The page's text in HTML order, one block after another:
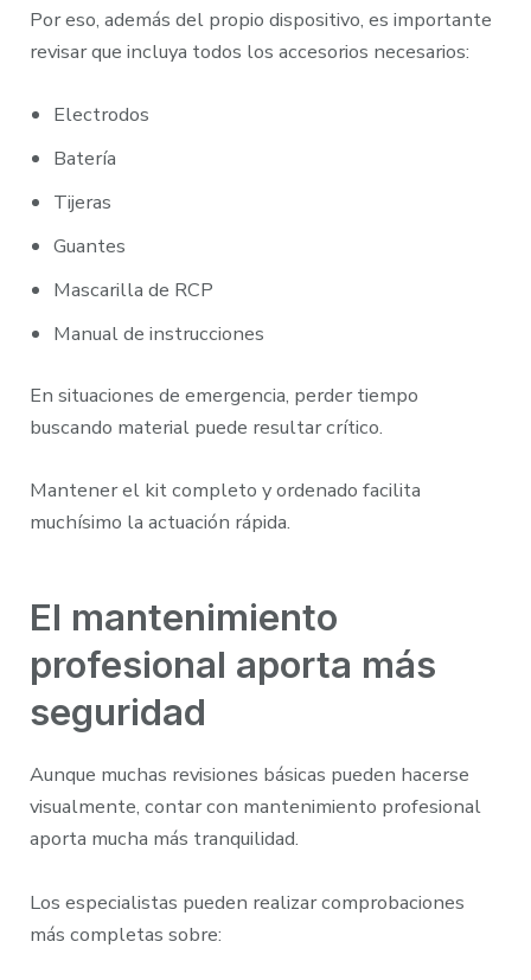
Por eso, además del propio dispositivo, es importante
revisar que incluya todos los accesorios necesarios:
Electrodos
Batería
Tijeras
Guantes
Mascarilla de RCP
Manual de instrucciones
En situaciones de emergencia, perder tiempo
buscando material puede resultar crítico.
Mantener el kit completo y ordenado facilita
muchísimo la actuación rápida.
El mantenimiento
profesional aporta más
seguridad
Aunque muchas revisiones básicas pueden hacerse
visualmente, contar con mantenimiento profesional
aporta mucha más tranquilidad.
Los especialistas pueden realizar comprobaciones
más completas sobre: